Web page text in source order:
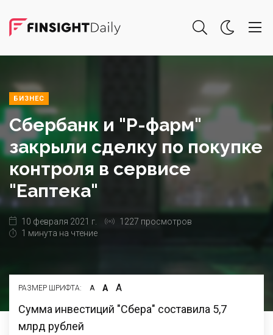
БИЗНЕС
Сбербанк и "Р-фарм"
закрыли сделку по покупке
контроля в сервисе
"Еаптека"
10 февраля 2021 г.
1227 просмотров
1 минута на чтение
РАЗМЕР ШРИФТА: А А А
Сумма инвестиций "Сбера" составила 5,7
млрд рублей